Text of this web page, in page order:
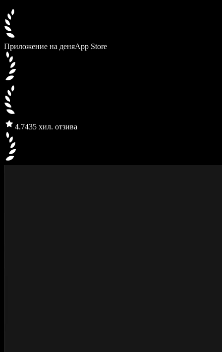
Приложение на деняApp Store
4.7435 хил. отзива